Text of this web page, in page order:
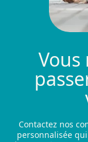
Vous
Contactez nos
personnalisée